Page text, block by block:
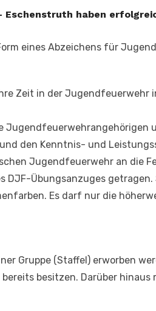
haben
eines Abzeichens für
Zeit in der Jugendfeuerwehr
Jugendfeuerwehrangehörigen
den Kenntnis- und
Jugendfeuerwehr an die
Übungsanzuges
Es darf nur die
Gruppe (Staffel) erworben
besitzen. Darüber